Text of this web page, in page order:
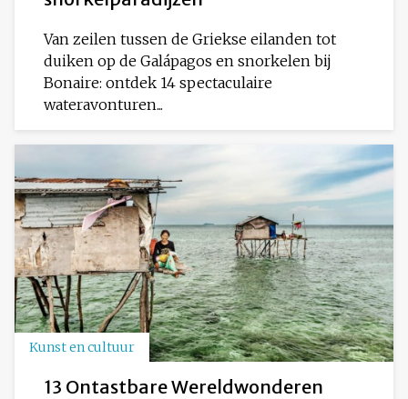
Van zeilen tussen de Griekse eilanden tot
duiken op de Galápagos en snorkelen bij
Bonaire: ontdek 14 spectaculaire
wateravonturen...
Kunst en cultuur
13 Ontastbare Wereldwonderen